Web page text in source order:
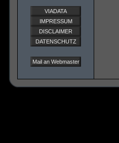
VIADATA
IMPRESSUM
DISCLAIMER
DATENSCHUTZ
Mail an Webmaster